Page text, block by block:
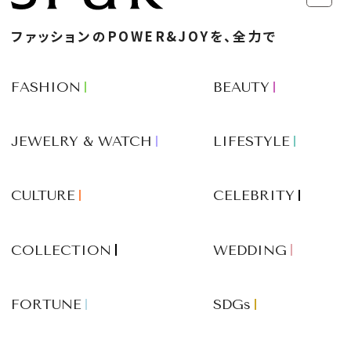
ファッションのPOWER&JOYを、全力で
FASHION BEAUTY
JEWELRY & WATCH LIFESTYLE
CULTURE CELEBRITY
COLLECTION WEDDING
FORTUNE SDGs